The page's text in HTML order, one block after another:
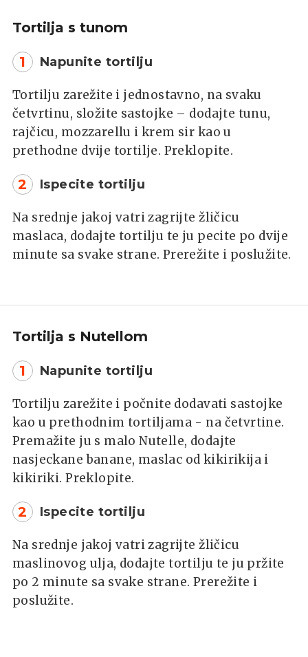
Tortilja s tunom
1 Napunite tortilju
Tortilju zarežite i jednostavno, na svaku
četvrtinu, složite sastojke – dodajte tunu,
rajčicu, mozzarellu i krem sir kao u
prethodne dvije tortilje. Preklopite.
2 Ispecite tortilju
Na srednje jakoj vatri zagrijte žličicu
maslaca, dodajte tortilju te ju pecite po dvije
minute sa svake strane. Prerežite i poslužite.
Tortilja s Nutellom
1 Napunite tortilju
Tortilju zarežite i počnite dodavati sastojke
kao u prethodnim tortiljama - na četvrtine.
Premažite ju s malo Nutelle, dodajte
nasjeckane banane, maslac od kikirikija i
kikiriki. Preklopite.
2 Ispecite tortilju
Na srednje jakoj vatri zagrijte žličicu
maslinovog ulja, dodajte tortilju te ju pržite
po 2 minute sa svake strane. Prerežite i
poslužite.